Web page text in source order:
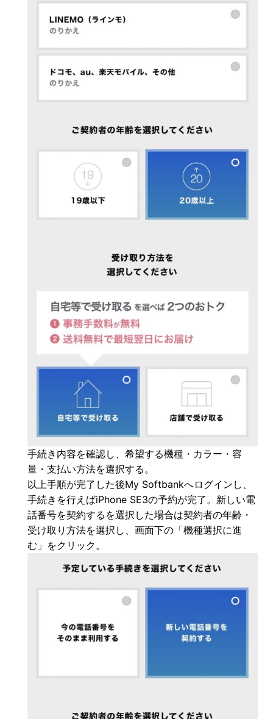
手続き内容を確認し、希望する機種・カラー・容
量・支払い方法を選択する。
以上手順が完了した後My Softbankへログインし、
手続きを行えばiPhone SE3の予約が完了。新しい電
話番号を契約するを選択した場合は契約者の年齢・
受け取り方法を選択し、画面下の「機種選択に進
む」をクリック。